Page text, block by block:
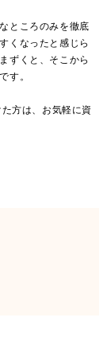
ところのみを徹底
くなったと感じら
ずくと、そこから
す。
方は、お気軽に資